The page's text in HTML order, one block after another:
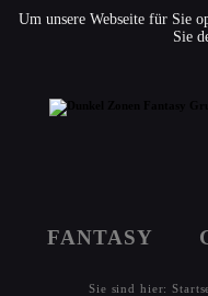
Um unsere Webseite für Sie
Sie
FANTASY
Sie sind hier: